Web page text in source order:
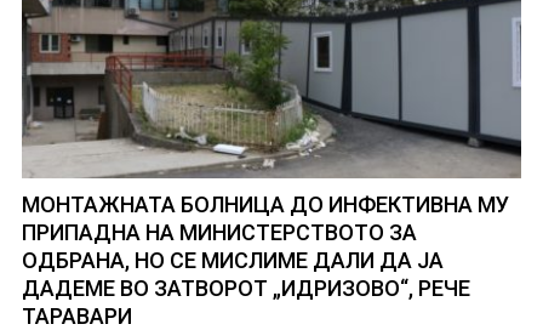
МОНТАЖНАТА БОЛНИЦА ДО ИНФЕКТИВНА МУ
ПРИПАДНА НА МИНИСТЕРСТВОТО ЗА
ОДБРАНА, НО СЕ МИСЛИМЕ ДАЛИ ДА ЈА
ДАДЕМЕ ВО ЗАТВОРОТ „ИДРИЗОВО“, РЕЧЕ
ТАРАВАРИ